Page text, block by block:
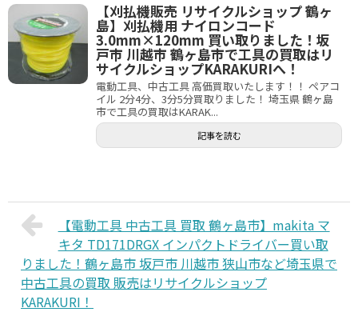
【刈払機販売 リサイクルショップ 鶴ヶ
島】刈払機用 ナイロンコード
3.0mm×120mm 買い取りました！坂
戸市 川越市 鶴ヶ島市で工具の買取はリ
サイクルショップKARAKURIへ！
電動工具、中古工具 高価買取いたします！！ ペアコ
イル 2分4分、3分5分買取りました！ 埼玉県 鶴ヶ島
市で工具の買取はKARAK...
記事を読む
【電動工具 中古工具 買取 鶴ヶ島市】makita マ
キタ TD171DRGX インパクトドライバー買い取
りました！鶴ヶ島市 坂戸市 川越市 狭山市など埼玉県で
中古工具の買取 販売はリサイクルショップ
KARAKURI！